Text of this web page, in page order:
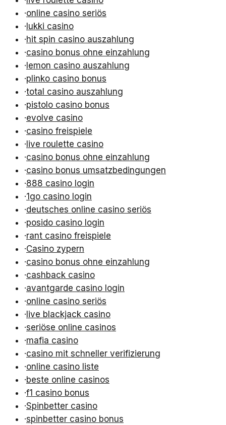
·online casino seriös
· lukki casino
·hit spin casino auszahlung
·casino bonus ohne einzahlung
· lemon casino auszahlung
·plinko casino bonus
·total casino auszahlung
·pistolo casino bonus
·evolve casino
·casino freispiele
· live roulette casino
·casino bonus ohne einzahlung
·casino bonus umsatzbedingungen
·888 casino login
·1go casino login
·deutsches online casino seriös
·posido casino login
·rant casino freispiele
·Casino zypern
·casino bonus ohne einzahlung
·cashback casino
·avantgarde casino login
·online casino seriös
· live blackjack casino
·seriöse online casinos
·mafia casino
·casino mit schneller verifizierung
·online casino liste
·beste online casinos
·f1 casino bonus
·Spinbetter casino
·spinbetter casino bonus